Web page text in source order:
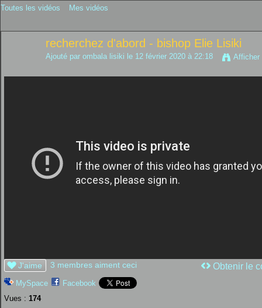
Toutes les vidéos Mes vidéos
recherchez d'abord - bishop Elie Lisiki
Ajouté par ombala lisiki le 12 février 2020 à 22:18 Afficher
J'aime 3 membres aiment ceci
MySpace
Facebook
Vues : 174
Obtenir le